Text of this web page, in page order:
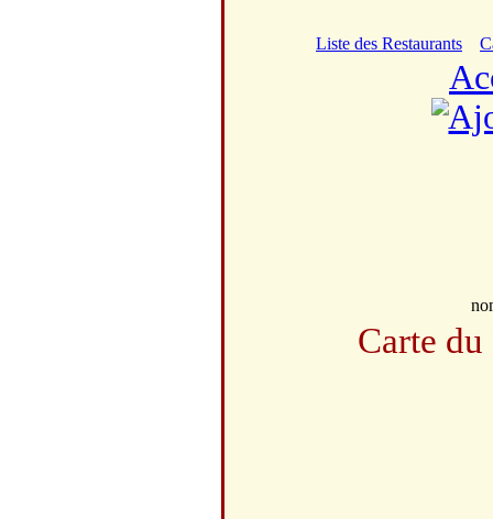
Liste des Restaurants
Carte